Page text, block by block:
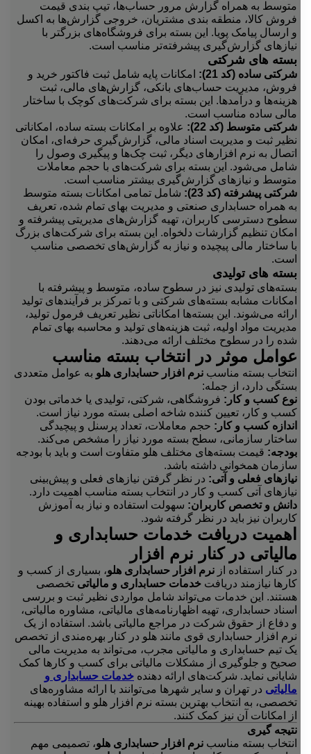
متوسط به همراه گزارش مرور حساب‌ها، تیپ بندی قیمت
فروش کالا، منطقه بندی مشتریان، خروجی گزارش‌ها به اکسل
و ارسال پیامک پویا. این بسته برای فروشگاه‌های بزرگتر با
نیازهای گزارش‌گیری پیشرفته‌تر مناسب است.
بسته های شرکتی
شرکتی ساده (کد 21):
امکانات پایه شامل ثبت فاکتور خرید و
فروش، مدیریت حساب‌های بانکی، گزارش‌های مالی، ثبت
هزینه‌ها و درآمدها. این بسته برای شرکت‌های کوچک با ساختار
مالی ساده مناسب است.
شرکتی متوسط (کد 22):
علاوه بر امکانات بسته ساده، امکاناتی
نظیر ثبت و مدیریت اسناد مالی، گزارش‌گیری حرفه‌ای، امکان
اتصال به نرم افزارهای دیگر، ثبت چک‌ها و پیگیری وصول را
شامل می‌شود. این بسته برای شرکت‌های با حجم معاملات
متوسط و نیازهای گزارش‌گیری بیشتر مناسب است.
شرکتی پیشرفته (کد 23):
شامل تمامی امکانات بسته متوسط
به همراه حسابداری صنعتی و مدیریت بهای تمام شده، تعریف
سطوح دسترسی کاربران، تهیه گزارش‌های مدیریتی پیشرفته و
امکان تنظیم گزارشات دلخواه. این بسته برای شرکت‌های بزرگ
با ساختار مالی پیچیده و نیاز به گزارش‌های تخصصی مناسب
است.
بسته های تولیدی
بسته‌های تولیدی نیز در سطوح ساده، متوسط و پیشرفته با
امکانات مشابه بسته‌های شرکتی و با تمرکز بر فرآیندهای تولید
ارائه می‌شوند. این بسته‌ها امکاناتی نظیر تعریف فرمول تولید،
مدیریت مواد اولیه، ثبت هزینه‌های تولید و محاسبه بهای تمام
شده را در سطوح مختلف ارائه می‌دهند.
عوامل موثر در انتخاب بسته مناسب
انتخاب بسته مناسب نرم افزار حسابداری هلو به عوامل متعددی
بستگی دارد، از جمله:
نوع کسب و کار: فروشگاهی، شرکتی، تولیدی یا خدماتی بودن
کسب و کار، تعیین کننده شاخه اصلی بسته مورد نیاز است.
اندازه کسب و کار: حجم معاملات، تعداد پرسنل و پیچیدگی
ساختار سازمانی، سطح بسته مورد نیاز را مشخص می‌کند.
بودجه: قیمت بسته‌های مختلف هلو متفاوت است و باید با بودجه
سازمان همخوانی داشته باشد.
نیازهای فعلی و آتی: در نظر گرفتن نیازهای فعلی و پیش‌بینی
نیازهای آتی کسب و کار در انتخاب بسته مناسب اهمیت دارد.
دانش و تخصص کاربران: سهولت استفاده و نیاز به آموزش
کاربران نیز باید در نظر گرفته شود.
اهمیت دریافت خدمات حسابداری و
مالیاتی در کنار نرم افزار
در کنار استفاده از نرم افزار حسابداری هلو، بسیاری از کسب و
کارها نیازمند دریافت خدمات حسابداری و مالیاتی تخصصی
هستند. این خدمات می‌تواند شامل مواردی نظیر ثبت و بررسی
اسناد حسابداری، تهیه اظهارنامه‌های مالیاتی، مشاوره مالیاتی،
و دفاع از حقوق شرکت در مراجع مالیاتی باشد. استفاده از یک
نرم افزار حسابداری قوی مانند هلو در کنار بهره‌مندی از تخصص
یک تیم حسابداری و مالیاتی مجرب، می‌تواند به مدیریت مالی
صحیح و جلوگیری از مشکلات مالیاتی برای کسب و کارها کمک
شایانی نماید. شرکت‌های ارائه دهنده خدمات حسابداری و
مالیاتی در تهران و سایر شهرها می‌توانند با ارائه مشاوره‌های
تخصصی، به انتخاب بهترین بسته نرم افزار هلو و استفاده بهینه
از امکانات آن نیز کمک کنند.
نتیجه گیری
انتخاب بسته مناسب نرم افزار حسابداری هلو، تصمیمی مهم